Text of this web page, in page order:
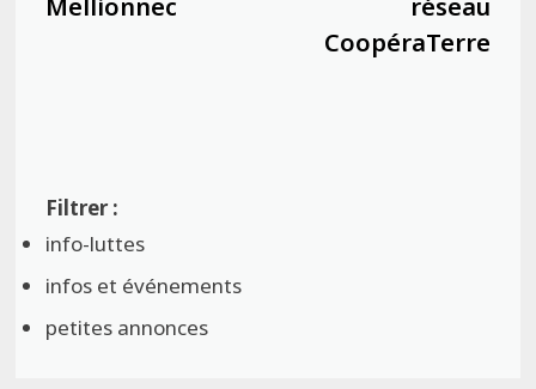
Mellionnec
réseau
CoopéraTerre
info-luttes
infos et événements
petites annonces